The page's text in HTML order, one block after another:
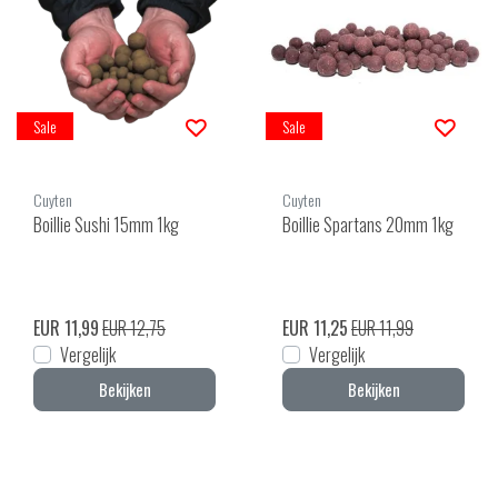
Sale
Cuyten
Boillie Sushi 15mm 1kg
EUR 11,99EUR 12,75
Vergelijk
Bekijken
Sale
Cuyten
Boillie Spartans 20mm 1kg
EUR 11,25EUR 11,99
Vergelijk
Bekijken